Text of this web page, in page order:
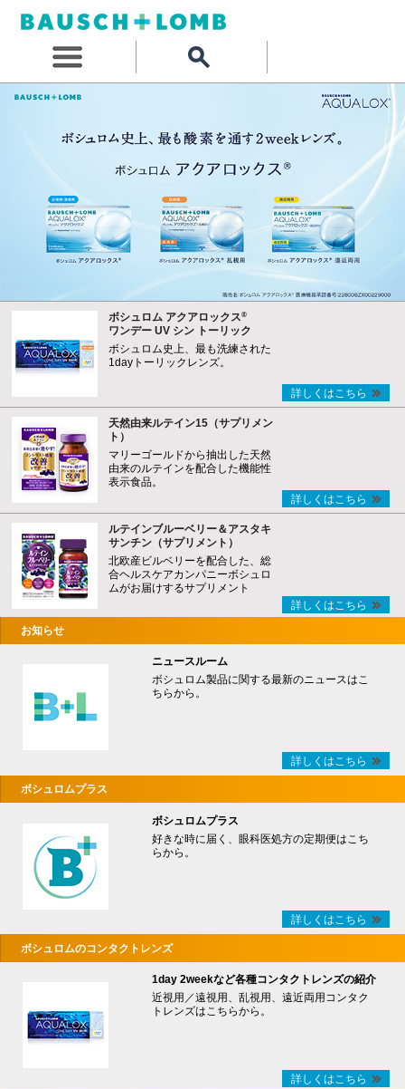
ボシュロム アクアロックス®
ワンデー UV シン トーリック
ボシュロム史上、最も洗練された
1dayトーリックレンズ。
詳しくはこちら
天然由来ルテイン15（サプリメン
ト）
マリーゴールドから抽出した天然
由来のルテインを配合した機能性
表示食品。
詳しくはこちら
ルテインブルーベリー＆アスタキ
サンチン（サプリメント）
北欧産ビルベリーを配合した、総
合ヘルスケアカンパニーボシュロ
ムがお届けするサプリメント
詳しくはこちら
お知らせ
ニュースルーム
ボシュロム製品に関する最新のニュースはこ
ちらから。
詳しくはこちら
ボシュロムプラス
ボシュロムプラス
好きな時に届く、眼科医処方の定期便はこち
らから。
詳しくはこちら
ボシュロムのコンタクトレンズ
1day 2weekなど各種コンタクトレンズの紹介
近視用／遠視用、乱視用、遠近両用コンタク
トレンズはこちらから。
詳しくはこちら